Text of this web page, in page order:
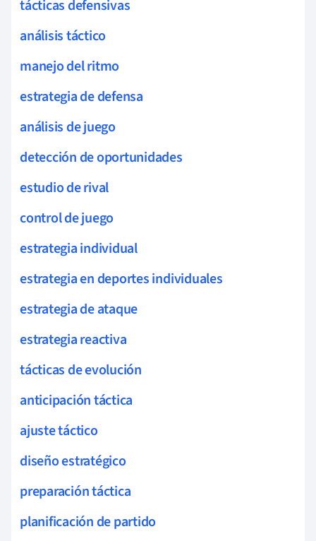
tácticas defensivas
análisis táctico
manejo del ritmo
estrategia de defensa
análisis de juego
detección de oportunidades
estudio de rival
control de juego
estrategia individual
estrategia en deportes individuales
estrategia de ataque
estrategia reactiva
tácticas de evolución
anticipación táctica
ajuste táctico
diseño estratégico
preparación táctica
planificación de partido